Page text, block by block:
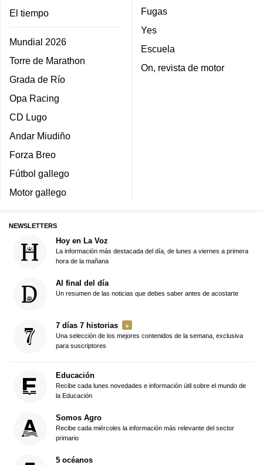
El tiempo
Mundial 2026
Torre de Marathon
Grada de Río
Opa Racing
CD Lugo
Andar Miudiño
Forza Breo
Fútbol gallego
Motor gallego
Fugas
Yes
Escuela
On, revista de motor
NEWSLETTERS
Hoy en La Voz
La información más destacada del día, de lunes a viernes a primera
hora de la mañana
Al final del día
Un resumen de las noticias que debes saber antes de acostarte
7 días 7 historias
Una selección de los mejores contenidos de la semana, exclusiva
para suscriptores
Educación
Recibe cada lunes novedades e información útil sobre el mundo de
la Educación
Somos Agro
Recibe cada miércoles la información más relevante del sector
primario
5 océanos